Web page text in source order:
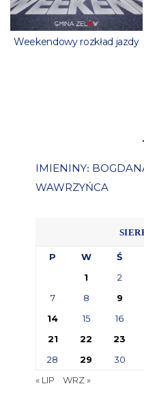
Weekendowy rozkład jazdy
IMIENINY:
WAWRZYŃCA
P W Ś
1
2
7
8 9
14
15 16
21
22 23
28
29 30
« LIP
WRZ »